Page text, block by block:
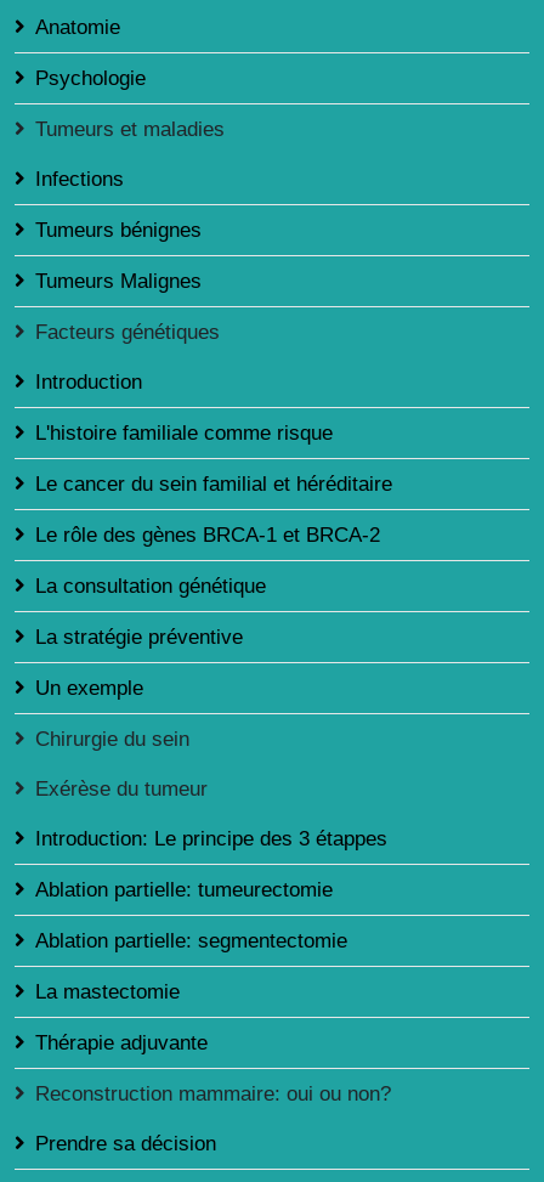
Anatomie
Psychologie
Tumeurs et maladies
Infections
Tumeurs bénignes
Tumeurs Malignes
Facteurs génétiques
Introduction
L'histoire familiale comme risque
Le cancer du sein familial et héréditaire
Le rôle des gènes BRCA-1 et BRCA-2
La consultation génétique
La stratégie préventive
Un exemple
Chirurgie du sein
Exérèse du tumeur
Introduction: Le principe des 3 étappes
Ablation partielle: tumeurectomie
Ablation partielle: segmentectomie
La mastectomie
Thérapie adjuvante
Reconstruction mammaire: oui ou non?
Prendre sa décision